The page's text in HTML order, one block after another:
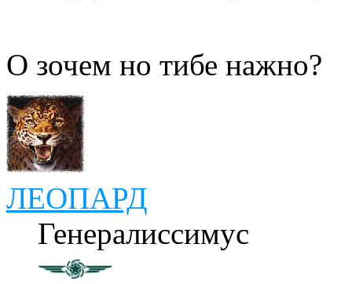
О зочем но тибе нажно?
ЛЕОПАРД
Генералиссимус